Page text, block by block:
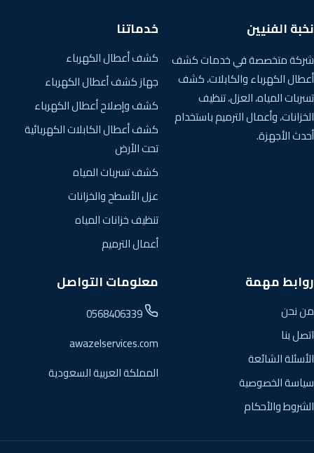
نخبة الفنيين
شركة متخصصة في خدمات كشف
أعطال الكهرباء والكابلات، كشف
تسربات المياه، العزل، تنظيف
الخزانات، وأعمال الترميم باستخدام
أحدث الأجهزة.
خدماتنا
كشف أعطال الكهرباء
جهاز كشف أعطال الكهرباء
كشف وإصلاح أعطال الكهرباء
كشف أعطال الكابلات الكهربائية
تحت الأرض
كشف تسربات المياه
عزل الأسطح والخزانات
تنظيف خزانات المياه
أعمال الترميم
روابط مهمة
من نحن
اتصل بنا
الأسئلة الشائعة
سياسة الخصوصية
الشروط والأحكام
معلومات التواصل
awazelservices.com
المملكة العربية السعودية